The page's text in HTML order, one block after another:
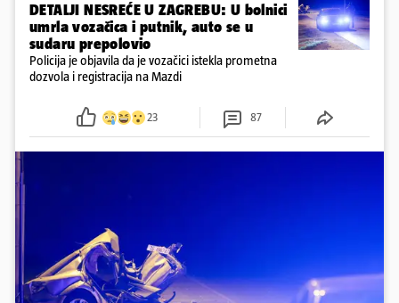
DETALJI NESREĆE U ZAGREBU: U bolnici
umrla vozačica i putnik, auto se u
sudaru prepolovio
Policija je objavila da je vozačici istekla prometna
dozvola i registracija na Mazdi
23 87